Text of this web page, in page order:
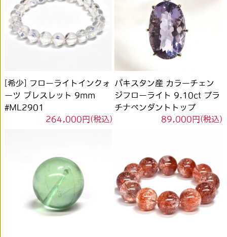
[希少] フローライトインクォ
ーツ ブレスレット 9mm
#ML2901
264,000円(税込)
パキスタン産 カラーチェン
ジフローライト 9.10ct プラ
チナペンダントトップ
89,000円(税込)